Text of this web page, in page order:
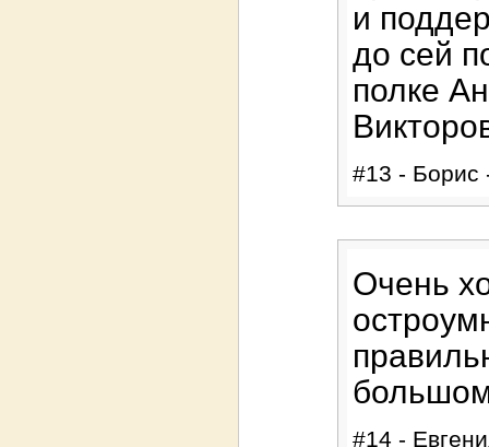
и
до сей
полке
#13 - Борис
Очень
#14 -